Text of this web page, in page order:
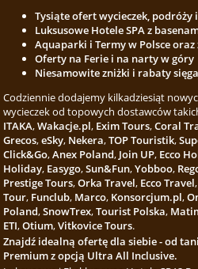
Tysiąte ofert wycieczek, podróży
Luksusowe Hotele SPA z
Aquaparki i Termy w Polsce oraz
Oferty na Ferie i na narty w góry
Niesamowite zniżki i rabaty
Codziennie dodajemy kilkadziesiąt
wycieczek od topowych dostawców
ITAKA,Wakacje.pl, Exim Tours,Coral
Grecos,eSky, Nekera,TOP Touristik,
Click&Go,Anex Poland, Join UP, Ecco
Holiday, Easygo,Sun&Fun,Yobboo,
Prestige Tours,Orka Travel, Ecco Travel,
Tour, Funclub, Marco, Konsorcjum.pl,
Poland,SnowTrex,Tourist Polska,
ETI,Otium,Vitkovice Tours.
Znajdź idealną ofertę dla siebie - od
Premium z opcją Ultra All Inclusive.